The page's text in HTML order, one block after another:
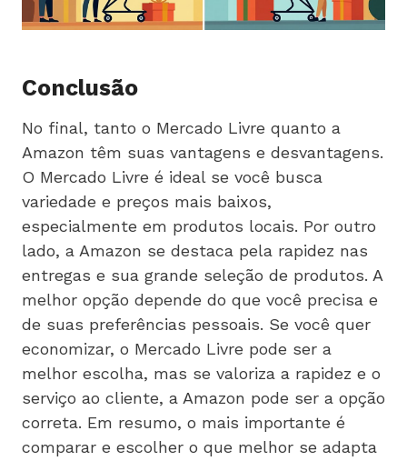
Conclusão
No final, tanto o Mercado Livre quanto a
Amazon têm suas vantagens e desvantagens.
O Mercado Livre é ideal se você busca
variedade e preços mais baixos,
especialmente em produtos locais. Por outro
lado, a Amazon se destaca pela rapidez nas
entregas e sua grande seleção de produtos. A
melhor opção depende do que você precisa e
de suas preferências pessoais. Se você quer
economizar, o Mercado Livre pode ser a
melhor escolha, mas se valoriza a rapidez e o
serviço ao cliente, a Amazon pode ser a opção
correta. Em resumo, o mais importante é
comparar e escolher o que melhor se adapta